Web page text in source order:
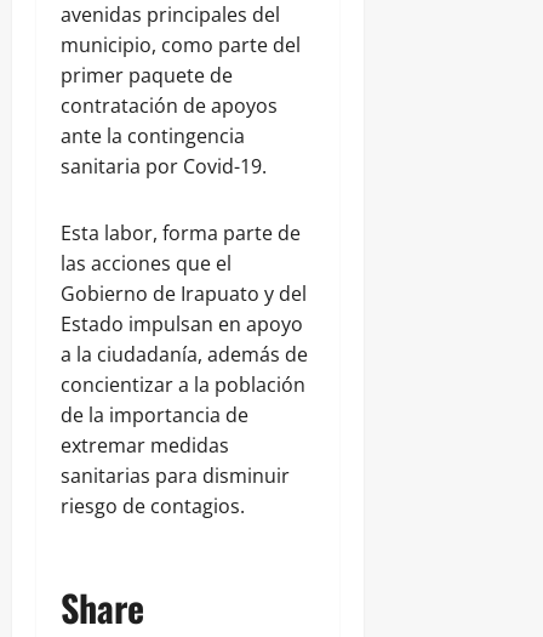
avenidas principales del
municipio, como parte del
primer paquete de
contratación de apoyos
ante la contingencia
sanitaria por Covid-19.
Esta labor, forma parte de
las acciones que el
Gobierno de Irapuato y del
Estado impulsan en apoyo
a la ciudadanía, además de
concientizar a la población
de la importancia de
extremar medidas
sanitarias para disminuir
riesgo de contagios.
Share